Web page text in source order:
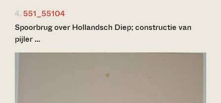
4. 551_55104
Spoorbrug over Hollandsch Diep; constructie van
pijler …